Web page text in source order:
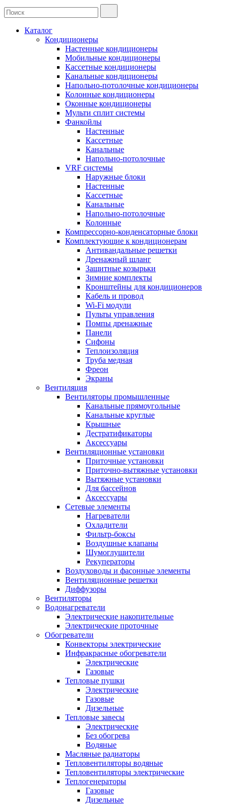
Каталог
Кондиционеры
Настенные кондиционеры
Мобильные кондиционеры
Кассетные кондиционеры
Канальные кондиционеры
Напольно-потолочные кондиционеры
Колонные кондиционеры
Оконные кондиционеры
Мульти сплит системы
Фанкойлы
Настенные
Кассетные
Канальные
Напольно-потолочные
VRF системы
Наружные блоки
Настенные
Кассетные
Канальные
Напольно-потолочные
Колонные
Компрессорно-конденсаторные блоки
Комплектующие к кондиционерам
Антивандальные решетки
Дренажный шланг
Защитные козырьки
Зимние комплекты
Кронштейны для кондиционеров
Кабель и провод
Wi-Fi модули
Пульты управления
Помпы дренажные
Панели
Сифоны
Теплоизоляция
Труба медная
Фреон
Экраны
Вентиляция
Вентиляторы промышленные
Канальные прямоугольные
Канальные круглые
Крышные
Дестратификаторы
Аксессуары
Вентиляционные установки
Приточные установки
Приточно-вытяжные установки
Вытяжные установки
Для бассейнов
Аксессуары
Сетевые элементы
Нагреватели
Охладители
Фильтр-боксы
Воздушные клапаны
Шумоглушители
Рекуператоры
Воздуховоды и фасонные элементы
Вентиляционные решетки
Диффузоры
Вентиляторы
Водонагреватели
Электрические накопительные
Электрические проточные
Обогреватели
Конвекторы электрические
Инфракрасные обогреватели
Электрические
Газовые
Тепловые пушки
Электрические
Газовые
Дизельные
Тепловые завесы
Электрические
Без обогрева
Водяные
Масляные радиаторы
Тепловентиляторы водяные
Тепловентиляторы электрические
Теплогенераторы
Газовые
Дизельные